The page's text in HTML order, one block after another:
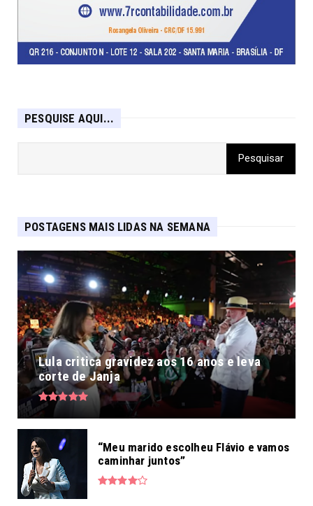
PESQUISE AQUI...
POSTAGENS MAIS LIDAS NA SEMANA
Lula critica gravidez aos 16 anos e leva
corte de Janja
“Meu marido escolheu Flávio e vamos
caminhar juntos”